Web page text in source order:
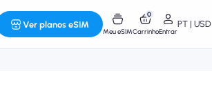
Ver planos eSIM
Meu eSIM
0
CarrinhoEntrar
PT | USD